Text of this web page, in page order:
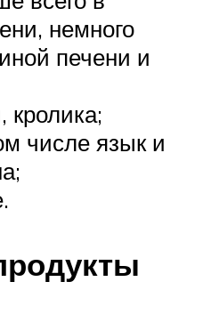
немного
печени и
кролика;
числе язык и